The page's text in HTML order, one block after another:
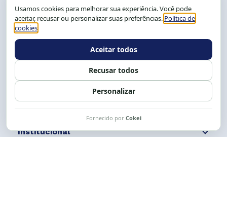
CEP: 40.150-055
Salvador-BA, Brasil.
Tel.: (71) 2104-5457, Cel.: (71) 9 9239-2104 ou 2105
Expediente: 8h às 12h e 13 às 17h.
Siga nossas redes Fale conosco
Institucional